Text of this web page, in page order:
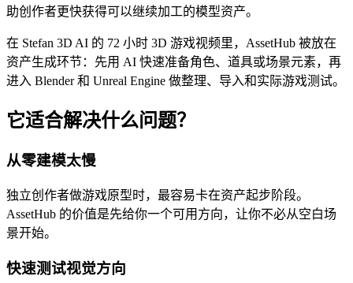
助创作者更快获得可以继续加工的模型资产。
在 Stefan 3D AI 的 72 小时 3D 游戏视频里，AssetHub 被放在
资产生成环节：先用 AI 快速准备角色、道具或场景元素，再
进入 Blender 和 Unreal Engine 做整理、导入和实际游戏测试。
它适合解决什么问题？
从零建模太慢
独立创作者做游戏原型时，最容易卡在资产起步阶段。
AssetHub 的价值是先给你一个可用方向，让你不必从空白场
景开始。
快速测试视觉方向